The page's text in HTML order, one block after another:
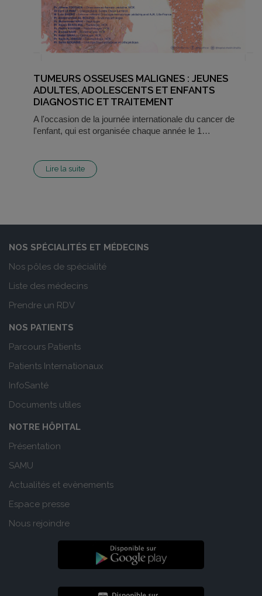
TUMEURS OSSEUSES MALIGNES : JEUNES
ADULTES, ADOLESCENTS ET ENFANTS
DIAGNOSTIC ET TRAITEMENT
A l'occasion de la journée internationale du cancer de
l'enfant, qui est organisée chaque année le 1…
Lire la suite
NOS SPÉCIALITÉS ET MÉDECINS
Nos pôles de spécialité
Liste des médecins
Prendre un RDV
NOS PATIENTS
Parcours Patients
Patients Internationaux
InfoSanté
Documents utiles
NOTRE HÔPITAL
Présentation
SAMU
Actualités et evènements
Espace presse
Nous rejoindre